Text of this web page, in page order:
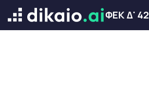
ΦΕΚ Δ'